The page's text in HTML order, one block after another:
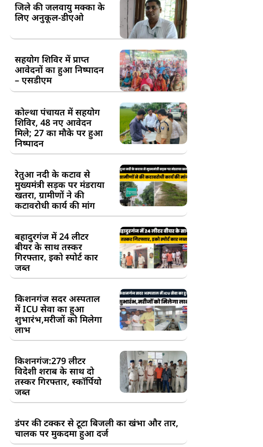
जिले की जलवायु मक्का के
लिए अनुकूल-डीएओ
सहयोग शिविर में प्राप्त
आवेदनों का हुआ निष्पादन
– एसडीएम
कोल्था पंचायत में सहयोग
शिविर, 48 नए आवेदन
मिले; 27 का मौके पर हुआ
निष्पादन
रेतुआ नदी के कटाव से
मुख्यमंत्री सड़क पर मंडराया
खतरा, ग्रामीणों ने की
कटावरोधी कार्य की मांग
बहादुरगंज में 24 लीटर
बीयर के साथ तस्कर
गिरफ्तार, इको स्पोर्ट कार
जब्त
किशनगंज सदर अस्पताल
में ICU सेवा का हुआ
शुभारंभ,मरीजों को मिलेगा
लाभ
किशनगंज:279 लीटर
विदेशी शराब के साथ दो
तस्कर गिरफ्तार, स्कॉर्पियो
जब्त
डंपर की टक्कर से टूटा बिजली का खंभा और तार,
चालक पर मुकदमा हुआ दर्ज